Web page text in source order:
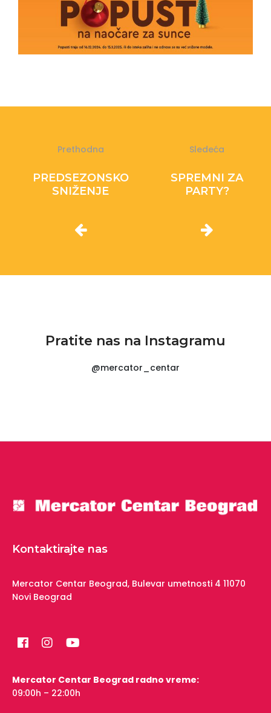
Prethodna
PREDSEZONSKO
SNIŽENJE
Sledeća
SPREMNI ZA
PARTY?
Pratite nas na Instagramu
@mercator_centar
Kontaktirajte nas
Mercator Centar Beograd, Bulevar umetnosti 4 11070
Novi Beograd
Mercator Centar Beograd radno vreme:
09:00h – 22:00h